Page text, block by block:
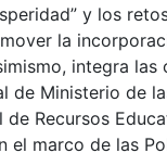
y los
la
integra las
de Ministerio de
de Recursos
el marco de las